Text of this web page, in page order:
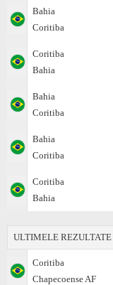
Bahia
Coritiba
Coritiba
Bahia
Bahia
Coritiba
Bahia
Coritiba
Coritiba
Bahia
ULTIMELE REZULTATE
Coritiba
Chapecoense AF